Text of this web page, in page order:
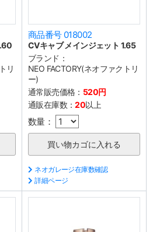
リ
商品番号 018002
CVキャブ メインジェット 1.65
ブランド：
NEO FACTORY(ネオファクトリ
ー)
通常販売価格： 520円
通販在庫数：20以上
数量：
ネオガレージ在庫数確認
詳細ページ